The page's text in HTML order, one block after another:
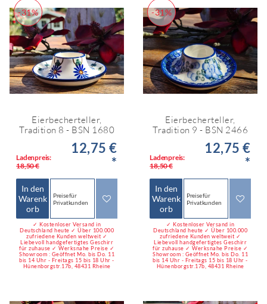
-31%
Eierbecherteller,
Tradition 8 - BSN 1680
Ladenpreis:
18,50 €
12,75 €
*
In den
Warenk
orb
Preise für
Privatkunden
✓ Kostenloser Versand in
Deutschland heute ✓ Über 100.000
zufriedene Kunden weltweit ✓
Liebevoll handgefertigtes Geschirr
für zuhause ✓ Werksnahe Preise ✓
Showroom : Geöffnet Mo. bis Do. 11
bis 14 Uhr - Freitags 15 bis 18 Uhr -
Hünenborgstr.17b, 48431 Rheine
-31%
Eierbecherteller,
Tradition 9 - BSN 2466
Ladenpreis:
18,50 €
12,75 €
*
In den
Warenk
orb
Preise für
Privatkunden
✓ Kostenloser Versand in
Deutschland heute ✓ Über 100.000
zufriedene Kunden weltweit ✓
Liebevoll handgefertigtes Geschirr
für zuhause ✓ Werksnahe Preise ✓
Showroom : Geöffnet Mo. bis Do. 11
bis 14 Uhr - Freitags 15 bis 18 Uhr -
Hünenborgstr.17b, 48431 Rheine